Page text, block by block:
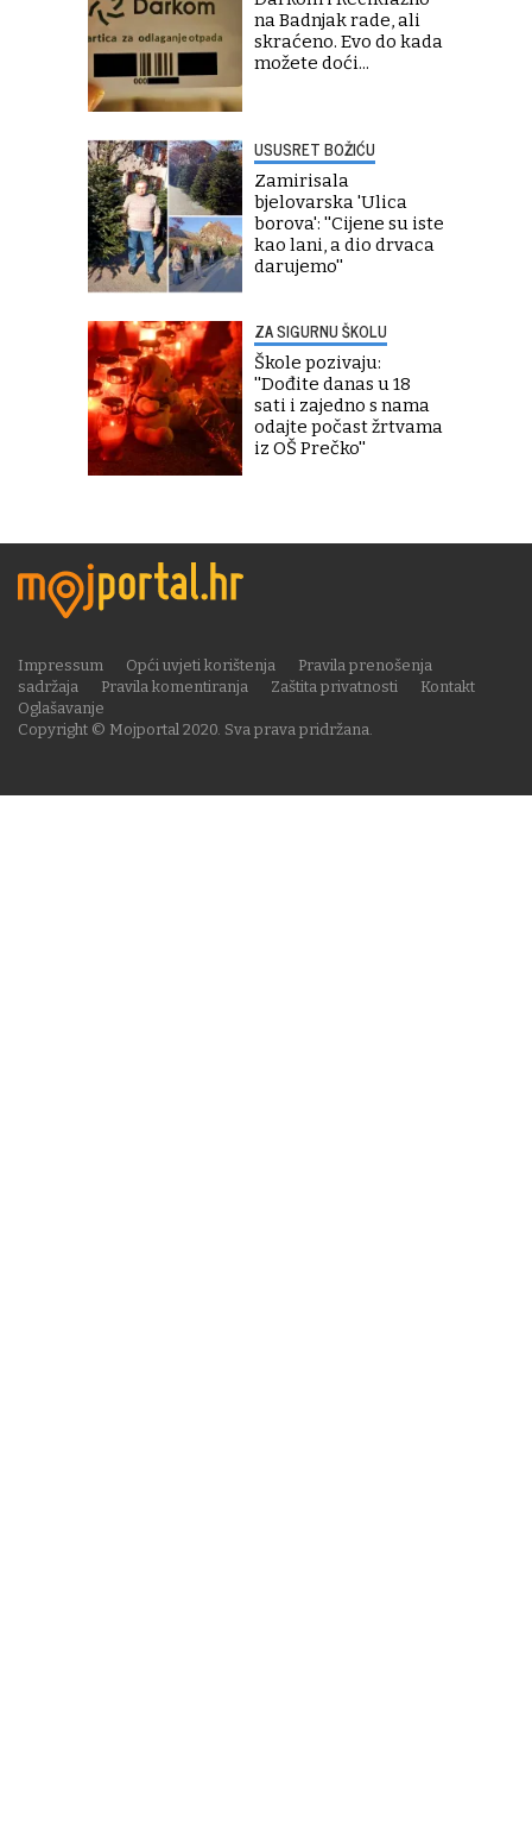
na Badnjak rade, ali
skraćeno. Evo do kada
možete doći...
USUSRET BOŽIĆU
Zamirisala
bjelovarska 'Ulica
borova': ''Cijene su iste
kao lani, a dio drvaca
darujemo''
ZA SIGURNU ŠKOLU
Škole pozivaju:
''Dođite danas u 18
sati i zajedno s nama
odajte počast žrtvama
iz OŠ Prečko''
Copyright © Mojportal 2020. Sva prava pridržana.
Impressum Opći uvjeti korištenja
Pravila prenošenja
sadržaja
Pravila komentiranja Zaštita privatnosti
Kontakt
Oglašavanje